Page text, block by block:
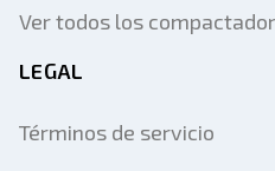
Ver todos los
LEGAL
Términos de servicio